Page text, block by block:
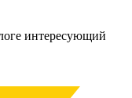
интересующий